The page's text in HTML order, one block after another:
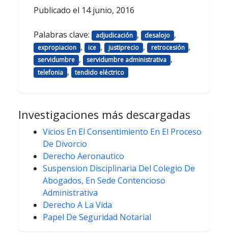
Publicado el 14 junio, 2016
Palabras clave: adjudicación , desalojo ,
expropiacion , ice , justiprecio , retrocesión ,
servidumbre , servidumbre administrativa ,
telefonia , tendido eléctrico
Investigaciones más descargadas
Vicios En El Consentimiento En El Proceso
De Divorcio
Derecho Aeronautico
Suspension Disciplinaria Del Colegio De
Abogados, En Sede Contencioso
Administrativa
Derecho A La Vida
Papel De Seguridad Notarial